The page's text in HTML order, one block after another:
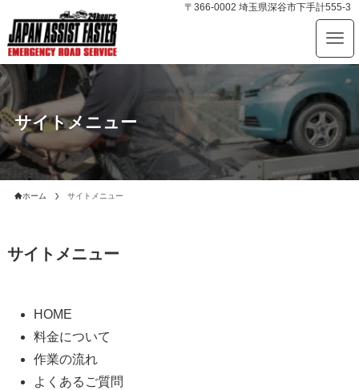
〒366-0002 埼玉県深谷市下手計555-3
サイトメニュー
ホーム サイトメニュー
サイトメニュー
HOME
料金について
作業の流れ
よくあるご質問